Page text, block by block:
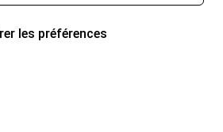
les préférences